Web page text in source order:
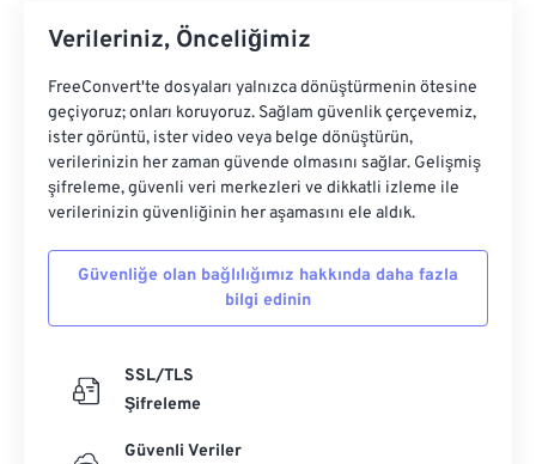
Verileriniz, Önceliğimiz
FreeConvert'te dosyaları yalnızca dönüştürmenin ötesine
geçiyoruz; onları koruyoruz. Sağlam güvenlik çerçevemiz,
ister görüntü, ister video veya belge dönüştürün,
verilerinizin her zaman güvende olmasını sağlar. Gelişmiş
şifreleme, güvenli veri merkezleri ve dikkatli izleme ile
verilerinizin güvenliğinin her aşamasını ele aldık.
Güvenliğe olan bağlılığımız hakkında daha fazla
bilgi edinin
SSL/TLS
Şifreleme
Güvenli Veriler